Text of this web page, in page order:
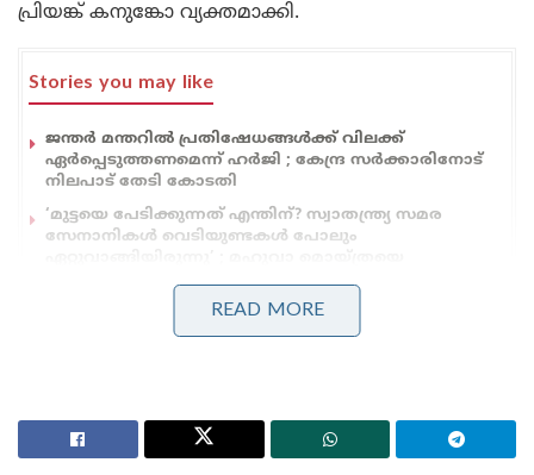
പ്രിയങ്ക് കനുങ്കോ വ്യക്തമാക്കി.
Stories you may like
ജന്തർ മന്തറിൽ പ്രതിഷേധങ്ങൾക്ക് വിലക്ക്
ഏർപ്പെടുത്തണമെന്ന് ഹർജി ; കേന്ദ്ര സർക്കാരിനോട്
നിലപാട് തേടി കോടതി
‘മുട്ടയെ പേടിക്കുന്നത് എന്തിന്? സ്വാതന്ത്ര്യ സമര
സേനാനികൾ വെടിയുണ്ടകൾ പോലും
ലഭിച്ചിട്ടുണ്ട്. മനുഷ്യാവകാശ കമ്മീഷൻ ഇക്കാര്യവും
അന്വേഷിക്കും. പോലീസ് അക്രമത്തിന്
READ MORE